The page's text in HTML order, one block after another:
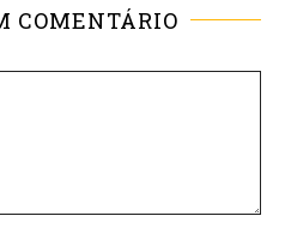
COMENTÁRIO